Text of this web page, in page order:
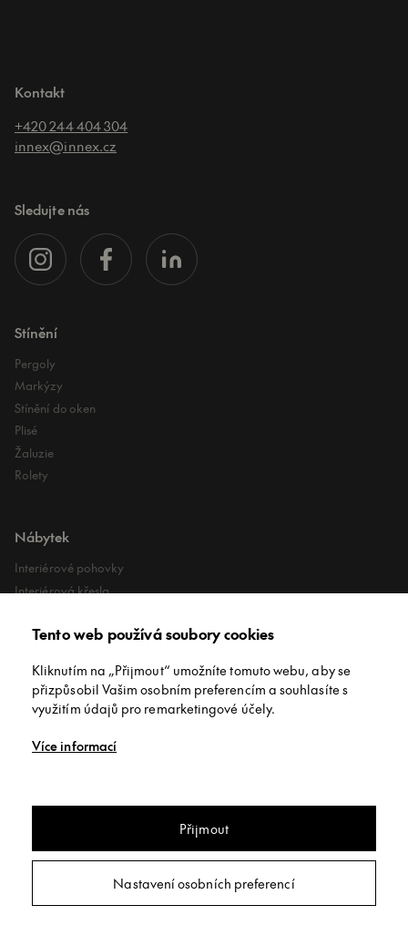
Jídelní stůl jídelní stůl Sovet Lambda
Poptat
Kontakt
+420 244 404 304
innex@innex.cz
Sledujte nás
Stínění
Pergoly
Markýzy
Stínění do oken
Plisé
Žaluzie
Rolety
Nábytek
Interiérové pohovky
Interiérová křesla
Lehátka
Exteriérové pufy
O společnosti
Copyright © INNEX All rights reserved/Privacy policy/Obchodní
Nastavení soukromí
Tento web používá soubory cookies
Kliknutím na „Přijmout“ umožníte tomuto webu, aby se
přizpůsobil Vašim osobním preferencím a souhlasíte s
využitím údajů pro remarketingové účely.
Více informací
Přijmout
Nastavení osobních preferencí